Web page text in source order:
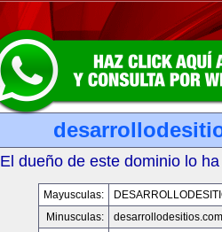
El dueño de este dominio lo
Mayusculas:
Minusculas:
desarrollodesitios.com